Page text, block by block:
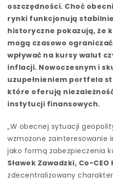
oszczędności. Choć
rynki funkcjonują
historyczne pokazują, że
mogą czasowo
wpływać na kursy walut
inflacji. Nowoczesnym i
uzupełnieniem portfela
które oferują
instytucji finansowych.
„W obecnej sytuacji
wzmożone zainteresowanie
jako formą zabezpieczenia
Sławek Zawadzki, Co-
zdecentralizowany